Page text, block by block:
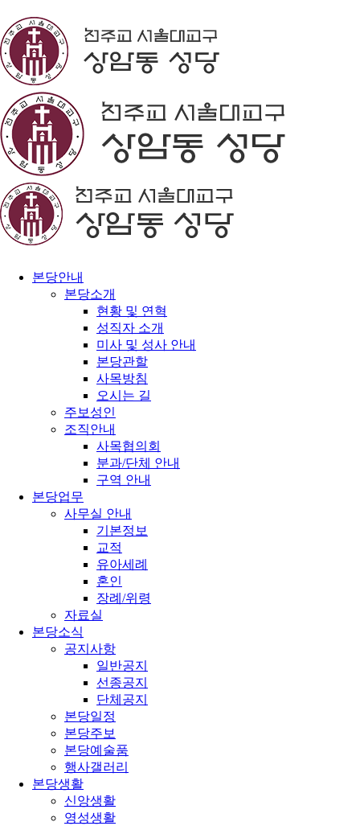
본당안내
본당소개
현황 및 연혁
성직자 소개
미사 및 성사 안내
본당관할
사목방침
오시는 길
주보성인
조직안내
사목협의회
분과/단체 안내
구역 안내
본당업무
사무실 안내
기본정보
교적
유아세례
혼인
장례/위령
자료실
본당소식
공지사항
일반공지
선종공지
단체공지
본당일정
본당주보
본당예술품
행사갤러리
본당생활
신앙생활
영성생활